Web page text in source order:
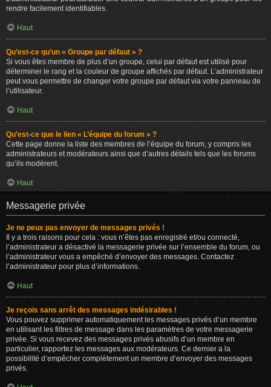
rendre facilement identifiables.
Haut
Qu’est-ce qu’un « Groupe par défaut » ?
Si vous êtes membre de plus d’un groupe, celui par défaut est utilisé pour
déterminer le rang et la couleur de groupe affichés par défaut. L’administrateur
peut vous permettre de changer votre groupe par défaut via votre panneau de
l’utilisateur.
Haut
Qu’est-ce que le lien « L’équipe du forum » ?
Cette page donne la liste des membres de l’équipe du forum, y compris les
administrateurs et modérateurs ainsi que d’autres détails tels que les forums
qu’ils modèrent.
Haut
Messagerie privée
Je ne peux pas envoyer de messages privés !
Il y a trois raisons pour cela : vous n’êtes pas enregistré et/ou connecté,
l’administrateur a désactivé la messagerie privée sur l’ensemble du forum, ou
l’administrateur vous a empêché d’envoyer des messages. Contactez
l’administrateur pour plus d’informations.
Haut
Je reçois sans arrêt des messages indésirables !
Vous pouvez supprimer automatiquement les messages privés d’un membre
en utilisant les filtres de message dans les paramètres de votre messagerie
privée. Si vous recevez des messages privés abusifs d’un membre en
particulier, rapportez les messages aux modérateurs. Ce dernier a la
possibilité d’empêcher complètement un membre d’envoyer des messages
privés.